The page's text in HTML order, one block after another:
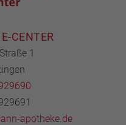
CENTER
1
apotheke.de